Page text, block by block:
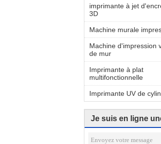
imprimante à jet
3D
Machine murale
Machine d'impression
de mur
Imprimante à plat
multifonctionnelle
Imprimante UV de
Je suis en ligne